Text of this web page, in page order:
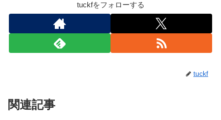
tuckfをフォローする
tuckf
関連記事